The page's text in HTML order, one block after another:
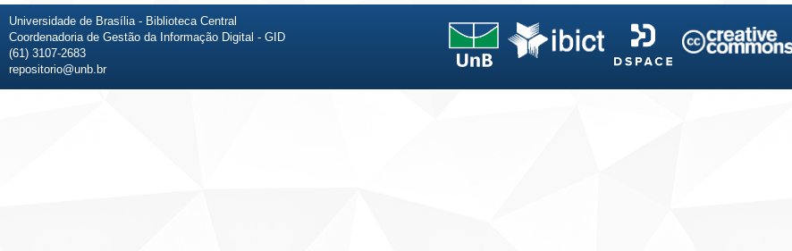
Universidade de Brasília - Biblioteca Central
Coordenadoria de Gestão da Informação Digital - GID
(61) 3107-2683
repositorio@unb.br